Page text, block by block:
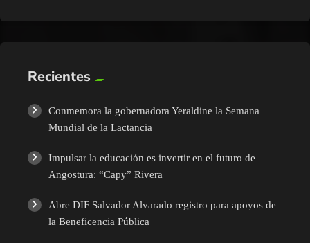
Recientes
Conmemora la gobernadora Yeraldine la Semana
Mundial de la Lactancia
Impulsar la educación es invertir en el futuro de
Angostura: “Capy” Rivera
Abre DIF Salvador Alvarado registro para apoyos de
la Beneficencia Pública